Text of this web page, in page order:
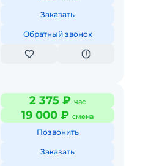
Заказать
Обратный звонок
2 375 ₽ час
19 000 ₽ смена
Позвонить
Заказать